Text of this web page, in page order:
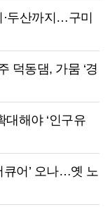
·두산까지…구미
덕동댐, 가뭄 ‘경
대해야 ‘인구유
큐어’ 오나…옛 노